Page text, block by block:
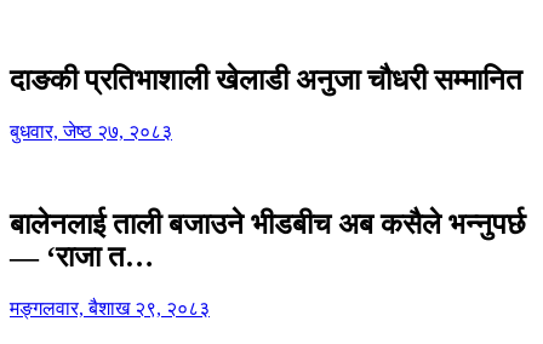
दाङकी प्रतिभाशाली खेलाडी अनुजा चौधरी सम्मानित
बुधवार, जेष्ठ २७, २०८३
बालेनलाई ताली बजाउने भीडबीच अब कसैले भन्नुपर्छ
— ‘राजा त…
मङ्गलवार, बैशाख २९, २०८३